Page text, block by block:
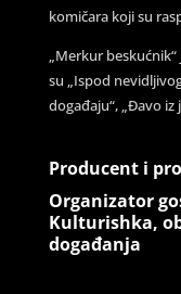
komičara koji su
„Merkur
su „Ispod
događaju“, „Đavo iz
Producent i
Organizator
Kulturishka,
događanja